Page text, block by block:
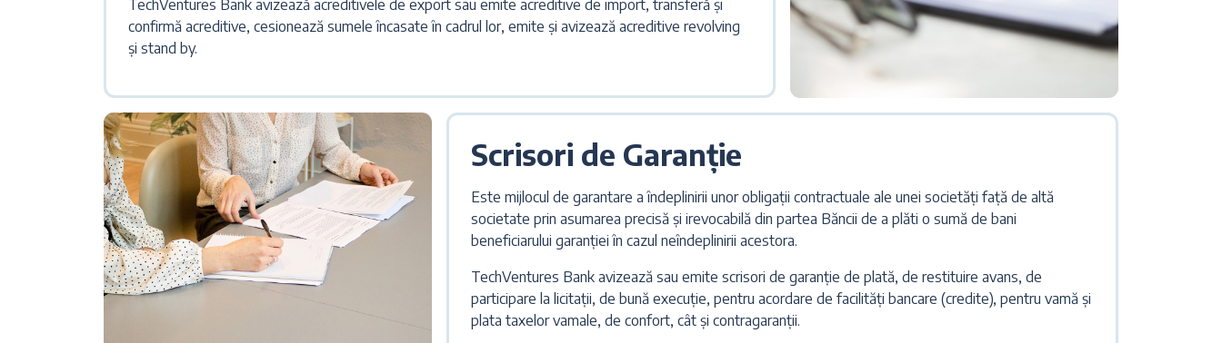
TechVentures Bank avizează acreditivele de export sau emite acreditive de import, transferă și
confirmă acreditive, cesionează sumele încasate în cadrul lor, emite și avizează acreditive revolving
și stand by.
Scrisori de Garanție
Este mijlocul de garantare a îndeplinirii unor obligații contractuale ale unei societăți față de altă
societate prin asumarea precisă și irevocabilă din partea Băncii de a plăti o sumă de bani
beneficiarului garanției în cazul neîndeplinirii acestora.
TechVentures Bank avizează sau emite scrisori de garanție de plată, de restituire avans, de
participare la licitații, de bună execuție, pentru acordare de facilități bancare (credite), pentru vamă și
plata taxelor vamale, de confort, cât și contragaranții.